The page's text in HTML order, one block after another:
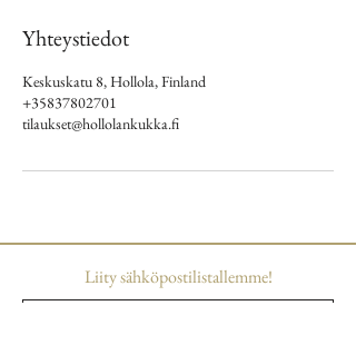
Yhteystiedot
Keskuskatu 8, Hollola, Finland
+35837802701
tilaukset@hollolankukka.fi
Liity sähköpostilistallemme!